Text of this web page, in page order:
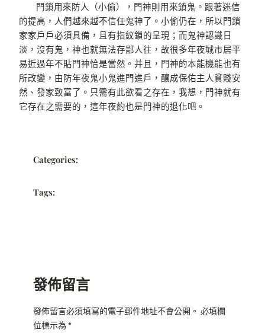
門鎖用來防人（小偷），門神則用來鎮鬼。跟著迷信
的提高，人們越來越不信任鬼神了。小偷仍在，所以門鎖
家家戶戶必須具備，且有指紋鎖的呈現；而鬼神認識日
淡，沒有鬼，神也就無法存鄙人往，故很多年夜城市居平
易近過年不貼門神恰是當然。并且，門神的本能機能也有
所改變，由防年夜鬼小鬼進門進戶，釀成保佑主人貧賤安
然、發家致富了。只需有此欲看之存在，我想，門神就有
它存在之需要的，這年夜約也是門神的退化吧。
Categories:
Tags:
發佈留言
發佈留言必須填寫的電子郵件地址不會公開。 必填欄
位標示為*